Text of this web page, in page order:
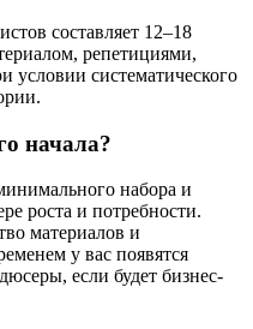
составляет 12–18
репетициями,
систематического
начала?
набора и
роста и потребности.
материалов и
у вас появятся
если будет бизнес-